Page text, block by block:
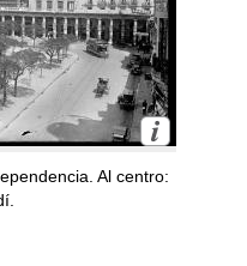
Al centro: